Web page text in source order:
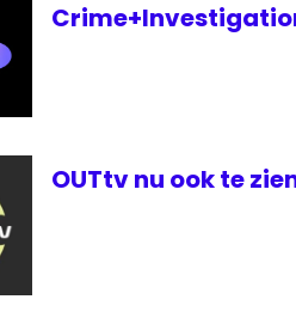
OUTtv nu ook te